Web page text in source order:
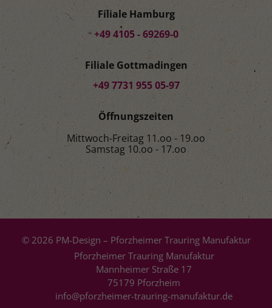
Filiale Hamburg
+49 4105 - 69269-0
Filiale Gottmadingen
+49 7731 955 05-97
Öffnungszeiten
Mittwoch-Freitag 11.oo - 19.oo
Samstag 10.oo - 17.oo
© 2026 PM-Design – Pforzheimer Trauring Manufaktur
Pforzheimer Trauring Manufaktur
Mannheimer Straße 17
75179 Pforzheim
info@pforzheimer-trauring-manufaktur.de